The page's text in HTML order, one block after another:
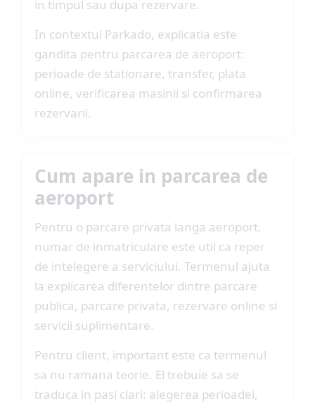
in timpul sau dupa rezervare.
In contextul Parkado, explicatia este
gandita pentru parcarea de aeroport:
perioade de stationare, transfer, plata
online, verificarea masinii si confirmarea
rezervarii.
Cum apare in parcarea de
aeroport
Pentru o parcare privata langa aeroport,
numar de inmatriculare este util ca reper
de intelegere a serviciului. Termenul ajuta
la explicarea diferentelor dintre parcare
publica, parcare privata, rezervare online si
servicii suplimentare.
Pentru client, important este ca termenul
sa nu ramana teorie. El trebuie sa se
traduca in pasi clari: alegerea perioadei,